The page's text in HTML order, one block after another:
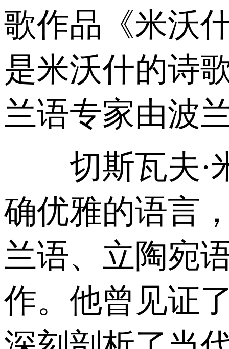
歌作品《米沃
是米沃什的诗
兰语专家由波
切斯瓦夫·米
确优雅的语言
兰语、立陶宛
作。他曾见证